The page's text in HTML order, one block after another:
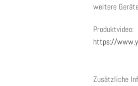
weitere
Produktvideo:
https://
Zusätzliche